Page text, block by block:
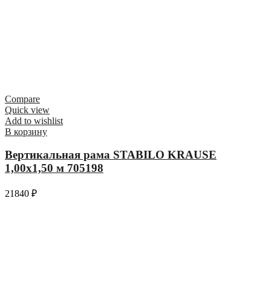
Compare
Quick view
Add to wishlist
В корзину
Вертикальная рама STABILO KRAUSE
1,00х1,50 м 705198
21840 ₽